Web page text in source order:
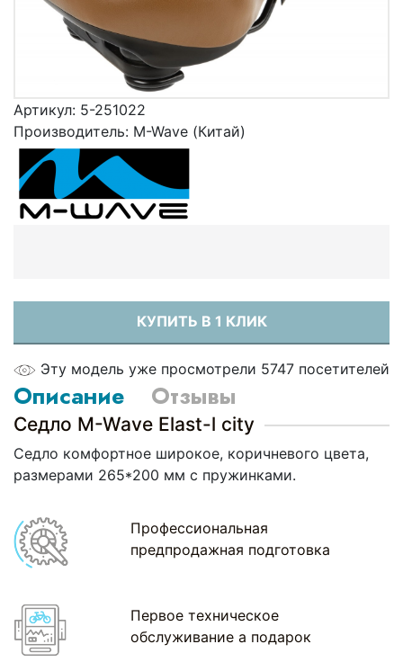
Артикул: 5-251022
Производитель: M-Wave (Китай)
КУПИТЬ В 1 КЛИК
Эту модель уже просмотрели 5747 посетителей
Описание Отзывы
Седло M-Wave Elast-l city
Седло комфортное широкое, коричневого цвета,
размерами 265*200 мм с пружинками.
Профессиональная
предпродажная подготовка
Первое техническое
обслуживание а подарок